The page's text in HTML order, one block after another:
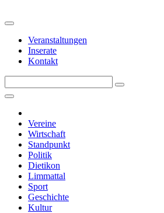
Veranstaltungen
Inserate
Kontakt
Vereine
Wirtschaft
Standpunkt
Politik
Dietikon
Limmattal
Sport
Geschichte
Kultur